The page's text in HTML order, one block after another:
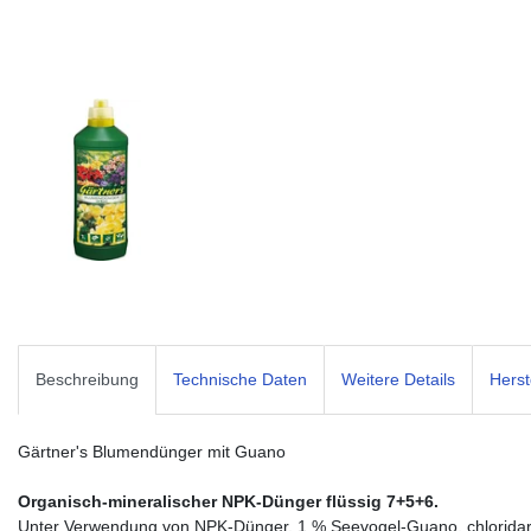
Beschreibung Technische Daten Weitere Details
Gärtner's Blumendünger mit Guano
Organisch-mineralischer NPK-Dünger flüssig 7+5+6.
Unter Verwendung von NPK-Dünger, 1 % Seevogel-Guano,